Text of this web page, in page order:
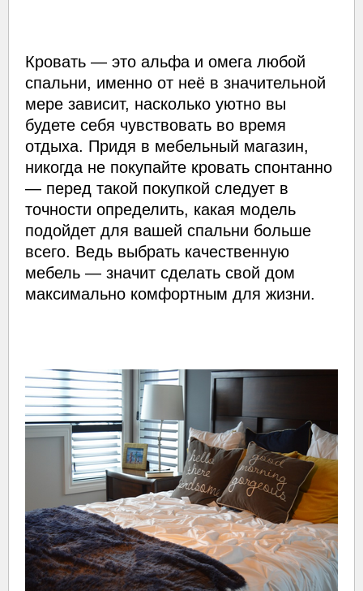
Кровать — это альфа и омега любой
спальни, именно от неё в значительной
мере зависит, насколько уютно вы
будете себя чувствовать во время
отдыха. Придя в мебельный магазин,
никогда не покупайте кровать спонтанно
— перед такой покупкой следует в
точности определить, какая модель
подойдет для вашей спальни больше
всего. Ведь выбрать качественную
мебель — значит сделать свой дом
максимально комфортным для жизни.